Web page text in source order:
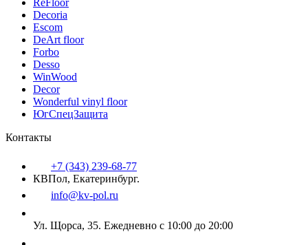
Decoria
Escom
DeArt floor
Forbo
Desso
WinWood
Decor
Wonderful vinyl floor
ЮгСпецЗащита
Контакты
+7 (343) 239-68-77
КВПол, Екатеринбург.
info@kv-pol.ru
Ул. Щорса, 35. Ежедневно с 10:00 до 20:00